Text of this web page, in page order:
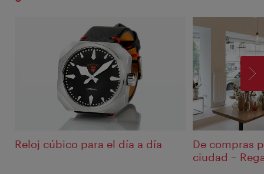
Reloj cúbico para el día a día
De compras
ciudad –